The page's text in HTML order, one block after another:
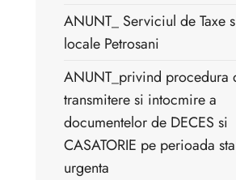
ANUNT_ Serviciul de Taxe
locale Petrosani
ANUNT_privind procedura
transmitere si intocmire a
documentelor de DECES si
CASATORIE pe perioada
urgenta